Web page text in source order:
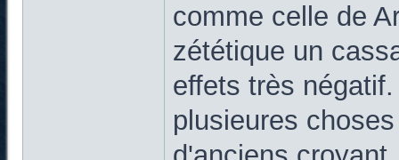
comme celle de
zététique un
effets très
plusieures